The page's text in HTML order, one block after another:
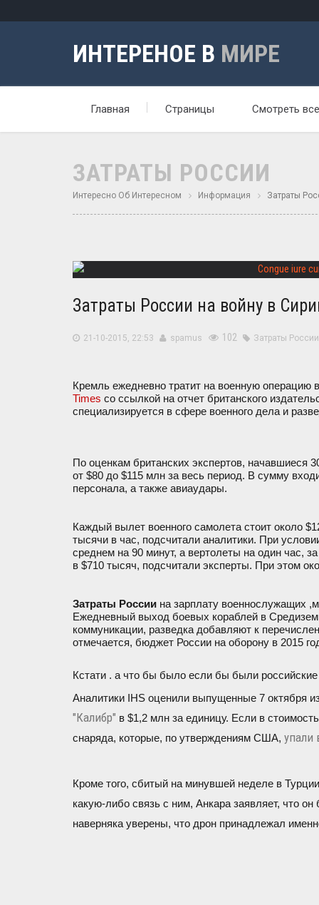
ИНТЕРЕНОЕ В МИРЕ
Главная Страницы Смотреть
ЗАТРАТЫ РОССИИ
Интересно Об Интересном Информация Затраты
Затраты России на войну в
21-10-2015, 22:53 spamus 102 Затраты России
Кремль ежедневно тратит на военную операцию
Times со ссылкой на отчет британского
специализируется в сфере военного дела и
По оценкам британских экспертов, начавшиеся
от $80 до $115 млн за весь период. В сумму
персонала, а также авиаудары.
Каждый вылет военного самолета стоит около
тысячи в час, подсчитали аналитики. При
среднем на 90 минут, а вертолеты на один час,
в $710 тысяч, подсчитали эксперты. При этом
Затраты России на зарплату военнослужащих
Ежедневный выход боевых кораблей в
коммуникации, разведка добавляют к
отмечается, бюджет России на оборону в 2015
Кстати . а что бы было если бы были российские
Аналитики IHS оценили выпущенные 7 октября
"Калибр" в $1,2 млн за единицу. Если в
снаряда, которые, по утверждениям США, упали
Кроме того, сбитый на минувшей неделе в Турции
какую-либо связь с ним, Анкара заявляет, что он
наверняка уверены, что дрон принадлежал